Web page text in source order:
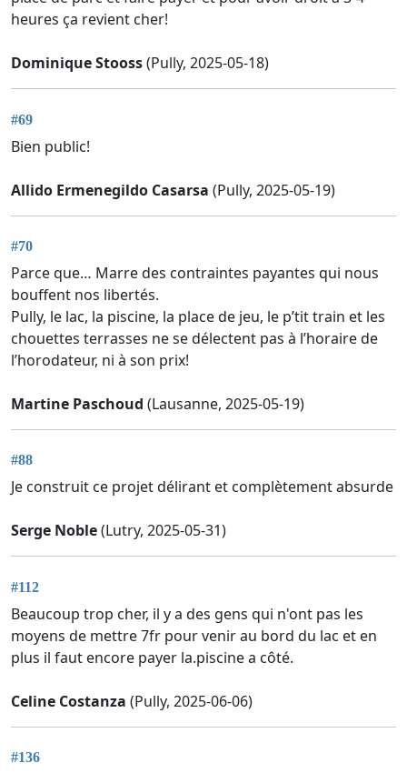
heures ça revient cher!
Dominique Stooss(Pully, 2025-05-18)
#69
Bien public!
Allido Ermenegildo Casarsa (Pully, 2025-05-19)
#70
Parce que… Marre des contraintes payantes qui nous
bouffent nos libertés.
Pully, le lac, la piscine, la place de jeu, le p’tit train et les
chouettes terrasses ne se délectent pas à l’horaire de
l’horodateur, ni à son prix!
Martine Paschoud (Lausanne, 2025-05-19)
#88
Je construit ce projet délirant et complètement absurde
Serge Noble(Lutry, 2025-05-31)
#112
Beaucoup trop cher, il y a des gens qui n'ont pas les
moyens de mettre 7fr pour venir au bord du lac et en
plus il faut encore payer la.piscine a côté.
Celine Costanza (Pully, 2025-06-06)
#136